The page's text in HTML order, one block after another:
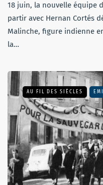
18 juin, la nouvelle équipe
partir avec Hernan Cortés
Malinche, figure indienne
la…
AU FIL DES SIÈCLES